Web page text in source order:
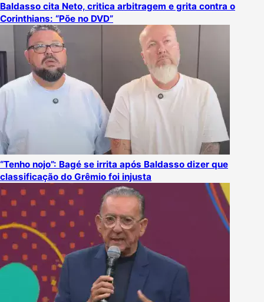
Baldasso cita Neto, critica arbitragem e grita contra o
Corinthians: “Põe no DVD”
“Tenho nojo”: Bagé se irrita após Baldasso dizer que
classificação do Grêmio foi injusta